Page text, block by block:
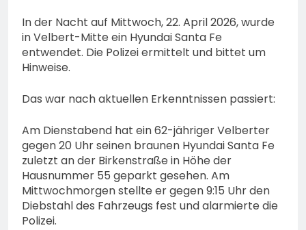
In der Nacht auf Mittwoch, 22. April 2026, wurde
in Velbert-Mitte ein Hyundai Santa Fe
entwendet. Die Polizei ermittelt und bittet um
Hinweise.
Das war nach aktuellen Erkenntnissen passiert:
Am Dienstabend hat ein 62-jähriger Velberter
gegen 20 Uhr seinen braunen Hyundai Santa Fe
zuletzt an der Birkenstraße in Höhe der
Hausnummer 55 geparkt gesehen. Am
Mittwochmorgen stellte er gegen 9:15 Uhr den
Diebstahl des Fahrzeugs fest und alarmierte die
Polizei.